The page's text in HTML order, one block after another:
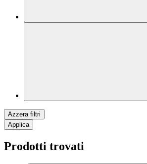
Azzera filtri
Applica
Prodotti trovati